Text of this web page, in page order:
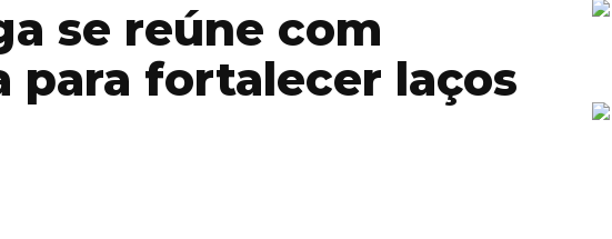
se reúne com
para fortalecer laços